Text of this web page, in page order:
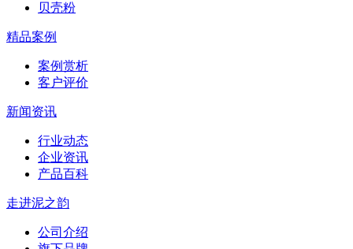
贝壳粉
精品案例
案例赏析
客户评价
新闻资讯
行业动态
企业资讯
产品百科
走进泥之韵
公司介绍